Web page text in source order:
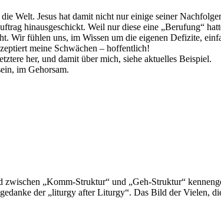
Welt. Jesus hat damit nicht nur einige seiner
hinausgeschickt. Weil nur diese eine „Berufung“
Wir fühlen uns, im Wissen um die eigenen Defizite,
meine Schwächen – hoffentlich!
her, und damit über mich, siehe aktuelles Beispiel.
im Gehorsam.
„Komm-Struktur“ und „Geh-Struktur“
der „liturgy after Liturgy“. Das Bild der Vielen,